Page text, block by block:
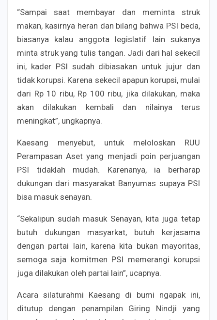
“Sampai saat membayar dan meminta struk
makan, kasirnya heran dan bilang bahwa PSI beda,
biasanya kalau anggota legislatif lain sukanya
minta struk yang tulis tangan. Jadi dari hal sekecil
ini, kader PSI sudah dibiasakan untuk jujur dan
tidak korupsi. Karena sekecil apapun korupsi, mulai
dari Rp 10 ribu, Rp 100 ribu, jika dilakukan, maka
akan dilakukan kembali dan nilainya terus
meningkat”, ungkapnya.
Kaesang menyebut, untuk meloloskan RUU
Perampasan Aset yang menjadi poin perjuangan
PSI tidaklah mudah. Karenanya, ia berharap
dukungan dari masyarakat Banyumas supaya PSI
bisa masuk senayan.
“Sekalipun sudah masuk Senayan, kita juga tetap
butuh dukungan masyarkat, butuh kerjasama
dengan partai lain, karena kita bukan mayoritas,
semoga saja komitmen PSI memerangi korupsi
juga dilakukan oleh partai lain”, ucapnya.
Acara silaturahmi Kaesang di bumi ngapak ini,
ditutup dengan penampilan Giring Nindji yang